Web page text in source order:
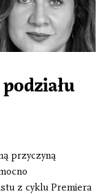
przyczyną
z cyklu Premiera